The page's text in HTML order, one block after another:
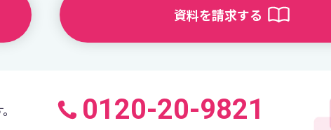
資料を請求する
0120-20-9821